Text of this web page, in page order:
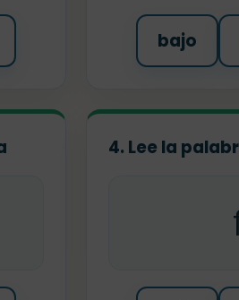
bajo
4. Lee la